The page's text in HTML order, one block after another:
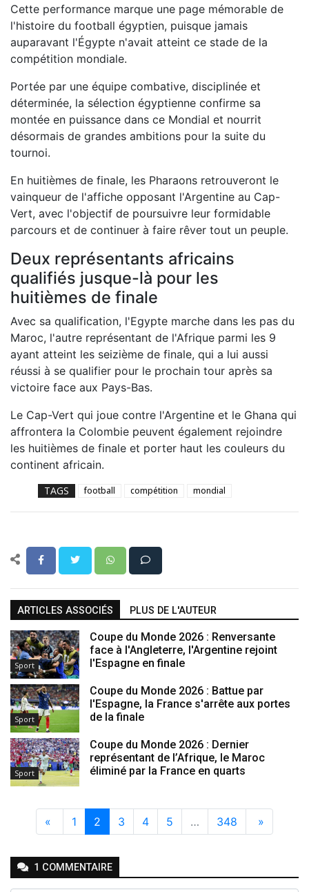
Cette performance marque une page mémorable de
l'histoire du football égyptien, puisque jamais
auparavant l'Égypte n'avait atteint ce stade de la
compétition mondiale.
Portée par une équipe combative, disciplinée et
déterminée, la sélection égyptienne confirme sa
montée en puissance dans ce Mondial et nourrit
désormais de grandes ambitions pour la suite du
tournoi.
En huitièmes de finale, les Pharaons retrouveront le
vainqueur de l'affiche opposant l'Argentine au Cap-
Vert, avec l'objectif de poursuivre leur formidable
parcours et de continuer à faire rêver tout un peuple.
Deux représentants africains
qualifiés jusque-là pour les
huitièmes de finale
Avec sa qualification, l'Egypte marche dans les pas du
Maroc, l'autre représentant de l'Afrique parmi les 9
ayant atteint les seizième de finale, qui a lui aussi
réussi à se qualifier pour le prochain tour après sa
victoire face aux Pays-Bas.
Le Cap-Vert qui joue contre l'Argentine et le Ghana qui
affrontera la Colombie peuvent également rejoindre
les huitièmes de finale et porter haut les couleurs du
continent africain.
TAGS football compétition mondial
ARTICLES ASSOCIÉS PLUS DE L'AUTEUR
Sport
Coupe du Monde 2026 : Renversante
face à l'Angleterre, l'Argentine rejoint
l'Espagne en finale
Sport
Coupe du Monde 2026 : Battue par
l'Espagne, la France s'arrête aux portes
de la finale
Sport
Coupe du Monde 2026 : Dernier
représentant de l’Afrique, le Maroc
éliminé par la France en quarts
« 1 2 3 4 5 … 348 »
1 COMMENTAIRE